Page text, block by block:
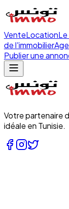
VenteLocation
de l'immobilier
Publier une
Votre partenaire
idéale en Tunisie.